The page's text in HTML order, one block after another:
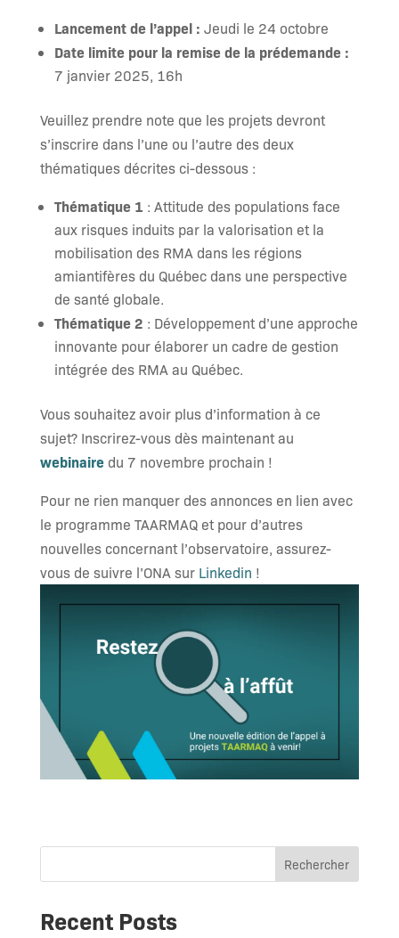
Lancement de l’appel : Jeudi le 24 octobre
Date limite pour la remise de la prédemande :
7 janvier 2025, 16h
Veuillez prendre note que les projets devront
s’inscrire dans l’une ou l’autre des deux
thématiques décrites ci-dessous :
Thématique 1 : Attitude des populations face
aux risques induits par la valorisation et la
mobilisation des RMA dans les régions
amiantifères du Québec dans une perspective
de santé globale.
Thématique 2 : Développement d’une approche
innovante pour élaborer un cadre de gestion
intégrée des RMA au Québec.
Vous souhaitez avoir plus d’information à ce
sujet? Inscrirez-vous dès maintenant au
webinaire du 7 novembre prochain !
Pour ne rien manquer des annonces en lien avec
le programme TAARMAQ et pour d’autres
nouvelles concernant l’observatoire, assurez-
vous de suivre l’ONA sur Linkedin !
Rechercher
Recent Posts